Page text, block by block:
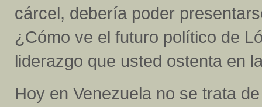
cárcel, debería poder
¿Cómo ve el futuro político de
liderazgo que usted ostenta en
Hoy en Venezuela no se trata